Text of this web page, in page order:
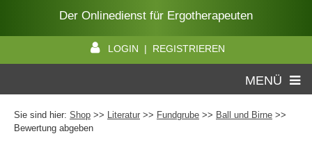
Der Onlinedienst für Ergotherapeuten
LOGIN | REGISTRIEREN
MENÜ
Sie sind hier: Shop >> Literatur >> Fundgrube >> Ball und Birne >>
Bewertung abgeben